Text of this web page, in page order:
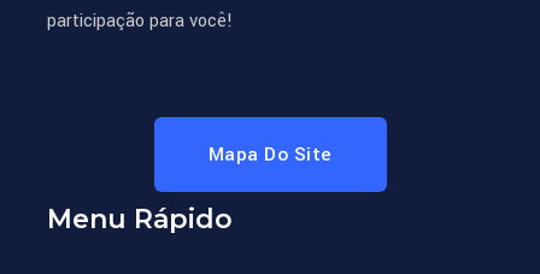
participação para você!
Mapa Do Site
Menu Rápido